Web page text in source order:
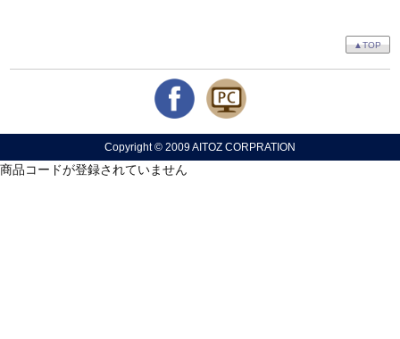
▲TOP
Copyright © 2009 AITOZ CORPRATION
商品コードが登録されていません